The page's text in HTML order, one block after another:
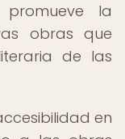
la
obras que
de las
en